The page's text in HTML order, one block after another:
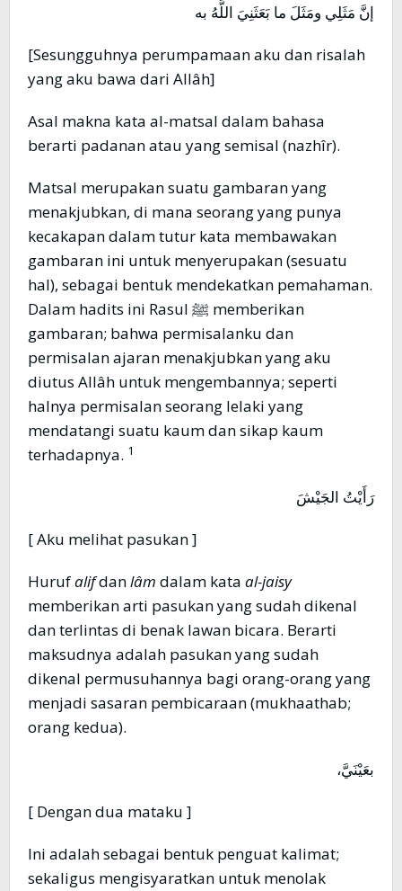
إنَّ مَثَلِي ومَثَلَ ما بَعَثَنِيَ اللَّهُ به
[Sesungguhnya perumpamaan aku dan risalah
yang aku bawa dari Allâh]
Asal makna kata al-matsal dalam bahasa
berarti padanan atau yang semisal (nazhîr).
Matsal merupakan suatu gambaran yang
menakjubkan, di mana seorang yang punya
kecakapan dalam tutur kata membawakan
gambaran ini untuk menyerupakan (sesuatu
hal), sebagai bentuk mendekatkan pemahaman.
Dalam hadits ini Rasul ﷺ memberikan
gambaran; bahwa permisalanku dan
permisalan ajaran menakjubkan yang aku
diutus Allâh untuk mengembannya; seperti
halnya permisalan seorang lelaki yang
mendatangi suatu kaum dan sikap kaum
terhadapnya. 1
رَأَيْتُ الجَيْشَ
[ Aku melihat pasukan ]
Hurufalifdanlâm dalam kata al-jaisy
memberikan arti pasukan yang sudah dikenal
dan terlintas di benak lawan bicara. Berarti
maksudnya adalah pasukan yang sudah
dikenal permusuhannya bagi orang-orang yang
menjadi sasaran pembicaraan (mukhaathab;
orang kedua).
بعَيْنَيَّ،
[ Dengan dua mataku ]
Ini adalah sebagai bentuk penguat kalimat;
sekaligus mengisyaratkan untuk menolak